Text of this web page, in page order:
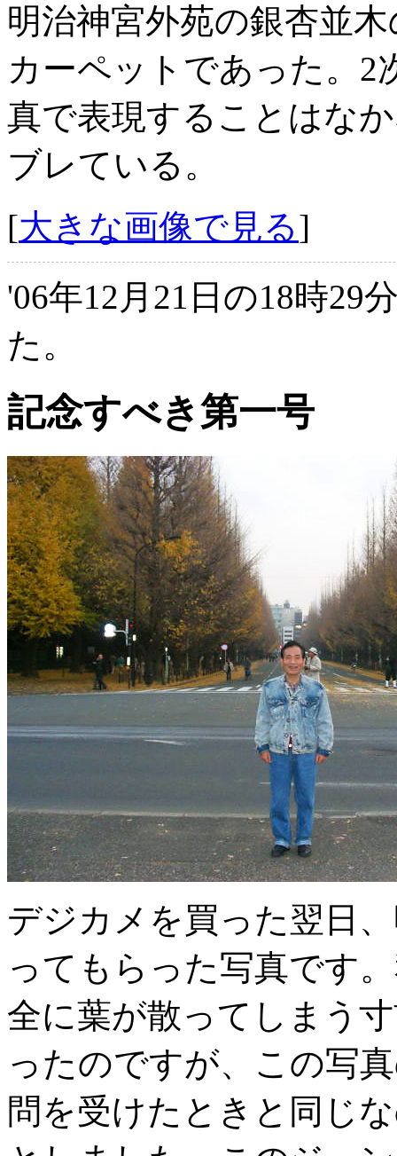
明治神宮外苑の銀杏並
カーペットであった。2
真で表現することはな
ブレている。
[大きな画像で見る]
'06年12月21日の18時29
た。
記念すべき第一号
デジカメを買った翌日
ってもらった写真です
全に葉が散ってしまう
ったのですが、この写
問を受けたときと同じ